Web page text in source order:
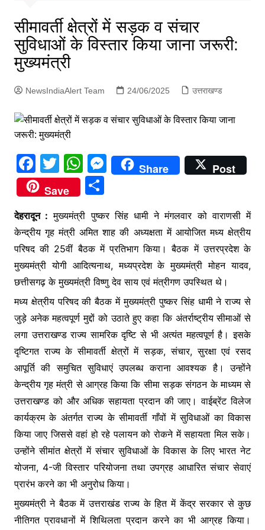
सीमावर्ती क्षेत्रों में सड़क व संचार
सुविधाओं के विस्तार किया जाना जरूरी:
मुख्यमंत्री
NewsIndiaAlert Team 24/06/2025 उत्तराखण्ड
F
a
c
e
b
o
o
k
T
w
itt
er
W
h
at
s
A
p
p
M
e
s
e
n
g
er
Share
Post
Save
S
ar
e
देहरादून : मुख्यमंत्री पुष्कर सिंह धामी ने मंगलवार को वाराणसी में
केन्द्रीय गृह मंत्री अमित शाह की अध्यक्षता में आयोजित मध्य क्षेत्रीय
परिषद की 25वीं बैठक में प्रतिभाग किया। बैठक में उत्तरप्रदेश के
मुख्यमंत्री योगी आदित्यनाथ, मध्यप्रदेश के मुख्यमंत्री मोहन यादव,
छत्तीसगढ़ के मुख्यमंत्री विष्णु देव साय एवं मंत्रीगण उपस्थित थे।
मध्य क्षेत्रीय परिषद की बैठक में मुख्यमंत्री पुष्कर सिंह धामी ने राज्य से
जुड़े अनेक महत्वपूर्ण मुद्दों को उठाते हुए कहा कि अंतर्राष्ट्रीय सीमाओं से
लगा उत्तराखण्ड राज्य सामरिक दृष्टि से भी अत्यंत महत्वपूर्ण है। इसके
दृष्टिगत राज्य के सीमावर्ती क्षेत्रों में सड़क, संचार, सुरक्षा एवं रसद
आपूर्ति की समुचित सुविधाएं उपलब्ध कराना आवश्यक है। उन्होंने
केन्द्रीय गृह मंत्री से आग्रह किया कि सीमा सड़क संगठन के माध्यम से
उत्तराखण्ड को और अधिक सहायता प्रदान की जाए। वाईब्रेंट विलेज
कार्यक्रम के अंतर्गत राज्य के सीमावर्ती गाँवों में सुविधाओं का विकास
किया जाए जिससे वहां हो रहे पलायन को रोकने में सहायता मिल सके।
उन्होंने सीमांत क्षेत्रों में संचार सुविधाओं के विकास के लिए भारत नेट
योजना, 4-जी विस्तार परियोजना तथा उपग्रह आधारित संचार सेवाएं
प्रारंभ करने का भी अनुरोध किया।
मुख्यमंत्री ने बैठक में उत्तराखंड राज्य के हित में केंद्र सरकार से कुछ
नीतिगत प्रावधानों में शिथिलता प्रदान करने का भी आग्रह किया।